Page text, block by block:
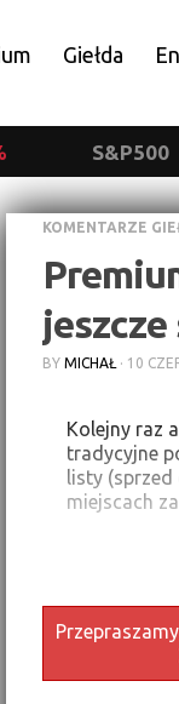
Giełda
S&P500
KOMENTARZE
BY MICHAŁ · 10
Kolejny raz
tradycyjne
listy (sprzed
miejscach